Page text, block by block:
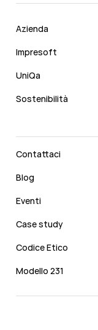
Azienda
Impresoft
UniQa
Sostenibilità
Contattaci
Blog
Eventi
Case study
Codice Etico
Modello 231